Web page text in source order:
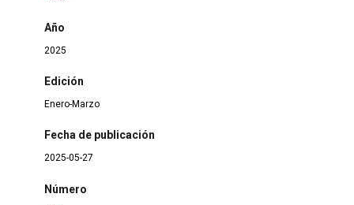
Año
2025
Edición
Enero-Marzo
Fecha de publicación
2025-05-27
Número